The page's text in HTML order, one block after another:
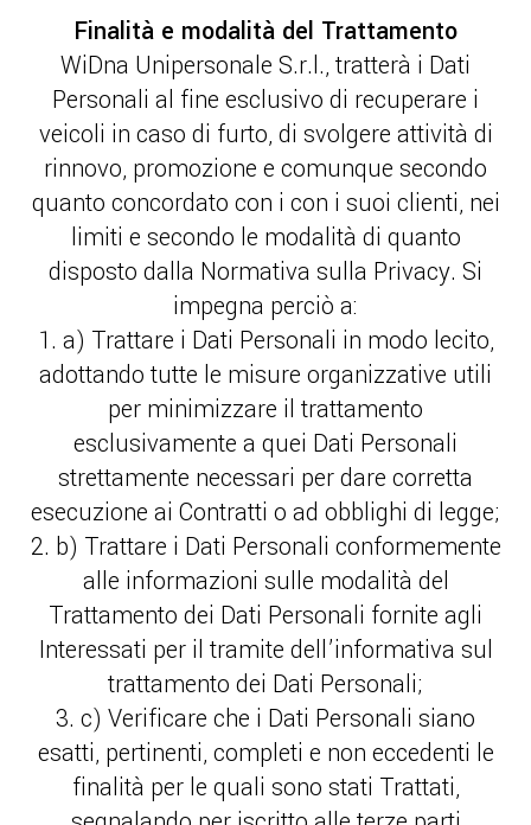
Finalità e modalità del Trattamento
WiDna Unipersonale S.r.l., tratterà i Dati
Personali al fine esclusivo di recuperare i
veicoli in caso di furto, di svolgere attività di
rinnovo, promozione e comunque secondo
quanto concordato con i con i suoi clienti, nei
limiti e secondo le modalità di quanto
disposto dalla Normativa sulla Privacy. Si
impegna perciò a:
1. a) Trattare i Dati Personali in modo lecito,
adottando tutte le misure organizzative utili
per minimizzare il trattamento
esclusivamente a quei Dati Personali
strettamente necessari per dare corretta
esecuzione ai Contratti o ad obblighi di legge;
2. b) Trattare i Dati Personali conformemente
alle informazioni sulle modalità del
Trattamento dei Dati Personali fornite agli
Interessati per il tramite dell’informativa sul
trattamento dei Dati Personali;
3. c) Verificare che i Dati Personali siano
esatti, pertinenti, completi e non eccedenti le
finalità per le quali sono stati Trattati,